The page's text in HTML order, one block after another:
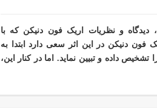
دیدگاه و نظریات اریک فون دنیکن که با
فون دنیکن در این اثر سعی دارد ابتدا به
داده و تبیین نماید. اما در کنار این،